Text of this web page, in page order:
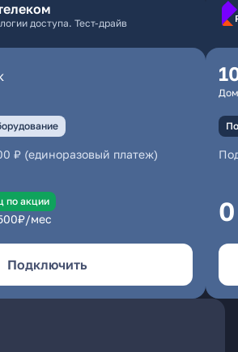
доступа. Тест-драйв
₽ (единоразовый платеж)
по акции
₽/мес
Подключить
0